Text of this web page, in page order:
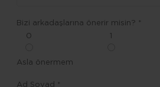
Bizi arkadaşlarına önerir misin? *
0
Asla önermem
Ad Soyad *